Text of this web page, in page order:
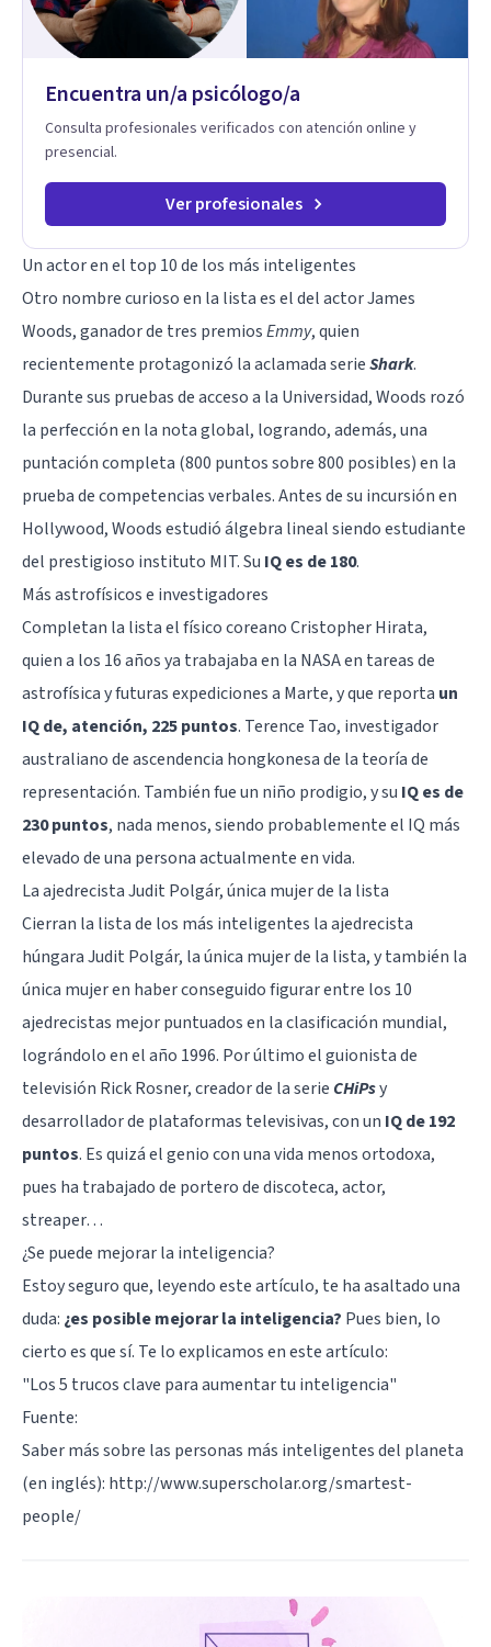
sistema emocional, reprocesamiento de heridas de la
infancia y reestructuración cognitiva profunda, permitiendo
origen. Si buscas un proceso superficial, este no es el lugar.
raíz de lo que te ocurre, la Dra. Sandra Milena Jiménez Duque
es una de las mejores opciones para acompañarte. Porque
cuando sanas tu mundo interno, cambias tu forma de pensar,
Encuentra un/a psicólogo/a
Consulta profesionales verificados con atención online y
presencial.
Ver profesionales
Un actor en el top 10 de los más inteligentes
Otro nombre curioso en la lista es el del actorJames
Woods, ganador de tres premiosEmmy, quien
recientemente protagonizó la aclamada serieShark.
Durante sus pruebas de acceso a la Universidad, Woods rozó
la perfección en la nota global, logrando, además, una
puntación completa (800 puntos sobre 800 posibles) en la
prueba de competencias verbales. Antes de su incursión en
Hollywood, Woods estudió álgebra lineal siendo estudiante
del prestigioso instituto MIT. Su IQ es de 180.
Más astrofísicos e investigadores
Completan la lista el físico coreanoCristopher Hirata,
quien a los 16 años ya trabajaba en la NASA en tareas de
astrofísica y futuras expediciones a Marte, y que reporta un
IQ de, atención, 225 puntos. Terence Tao, investigador
australiano de ascendencia hongkonesa de la teoría de
representación. También fue un niño prodigio, y su IQ es de
230 puntos, nada menos, siendo probablemente el IQ más
elevado de una persona actualmente en vida.
La ajedrecista Judit Polgár, única mujer de la lista
Cierran la lista de los más inteligentes la ajedrecista
húngaraJudit Polgár, la única mujer de la lista, y también la
única mujer en haber conseguido figurar entre los 10
ajedrecistas mejor puntuados en la clasificación mundial,
lográndolo en el año 1996. Por último el guionista de
televisión Rick Rosner, creador de la serie CHiPsy
desarrollador de plataformas televisivas, con un IQ de 192
puntos. Es quizá el genio con una vida menos ortodoxa,
pues ha trabajado de portero de discoteca, actor,
streaper…
¿Se puede mejorar la inteligencia?
Estoy seguro que, leyendo este artículo, te ha asaltado una
duda: ¿es posible mejorar la inteligencia? Pues bien, lo
cierto es que sí. Te lo explicamos en este artículo:
"Los 5 trucos clave para aumentar tu inteligencia"
Fuente:
Saber más sobre las personas más inteligentes del planeta
(en inglés): http://www.superscholar.org/smartest-
people/